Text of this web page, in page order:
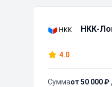
НКК-
4.0
Суммаот 50 000 ₽